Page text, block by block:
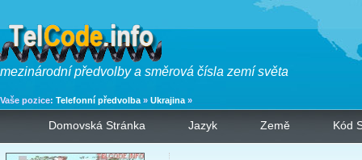
mezinárodní předvolby a směrová čísla zemí světa
Vaše pozice: Telefonní předvolba » Ukrajina »
Domovská Stránka Jazyk Země Kód